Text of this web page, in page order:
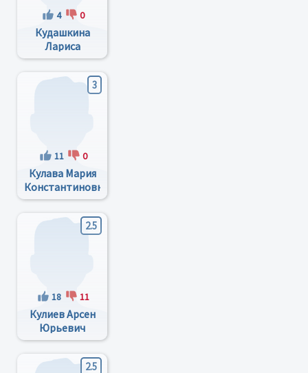
4 0
Кудашкина
Лариса
Сергеевна
3
11 0
Кулава Мария
Константиновна
2.5
18 11
Кулиев Арсен
Юрьевич
2.5